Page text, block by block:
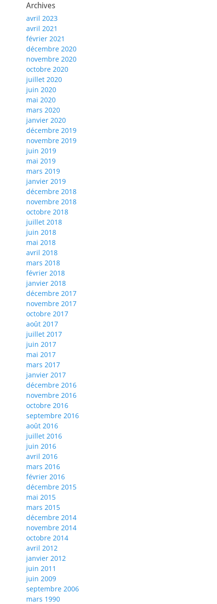
Archives
avril 2023
avril 2021
février 2021
décembre 2020
novembre 2020
octobre 2020
juillet 2020
juin 2020
mai 2020
mars 2020
janvier 2020
décembre 2019
novembre 2019
juin 2019
mai 2019
mars 2019
janvier 2019
décembre 2018
novembre 2018
octobre 2018
juillet 2018
juin 2018
mai 2018
avril 2018
mars 2018
février 2018
janvier 2018
décembre 2017
novembre 2017
octobre 2017
août 2017
juillet 2017
juin 2017
mai 2017
mars 2017
janvier 2017
décembre 2016
novembre 2016
octobre 2016
septembre 2016
août 2016
juillet 2016
juin 2016
avril 2016
mars 2016
février 2016
décembre 2015
mai 2015
mars 2015
décembre 2014
novembre 2014
octobre 2014
avril 2012
janvier 2012
juin 2011
juin 2009
septembre 2006
mars 1990